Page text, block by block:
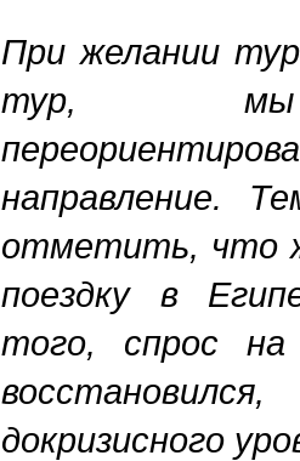
При желании
тур, мы
направление.
отметить, что
поездку в
того, спрос
докризисного